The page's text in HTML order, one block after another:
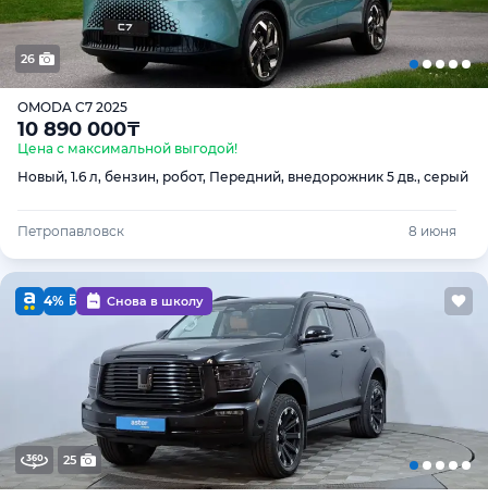
26
OMODA C7 2025
10 890 000₸
Цена с максимальной выгодой!
Новый, 1.6 л, бензин, робот, Передний, внедорожник 5 дв., серый
Петропавловск 8 июня
4% Снова в школу
25